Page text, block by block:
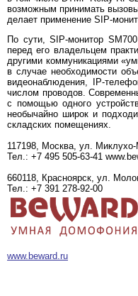
возможным принимать
делает применение SIP-
По сути, SIP-монитор
перед его владельцем
другими коммуникациями
в случае необходимости
видеонаблюдения, IP-
числом проводов.
с помощью одного
необычайно широк и
складских помещениях.
117198, Москва, ул.
Тел.: +7 495 505-63-41
660118, Красноярск, ул.
Тел.: +7 391 278-92-00
www.beward.ru